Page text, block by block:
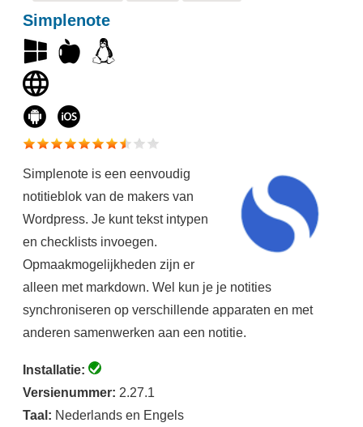
Simplenote
Simplenote is een eenvoudig
notitieblok van de makers van
Wordpress. Je kunt tekst intypen
en checklists invoegen.
Opmaakmogelijkheden zijn er
alleen met markdown. Wel kun je je notities
synchroniseren op verschillende apparaten en met
anderen samenwerken aan een notitie.
Installatie:
Versienummer: 2.27.1
Taal: Nederlands en Engels